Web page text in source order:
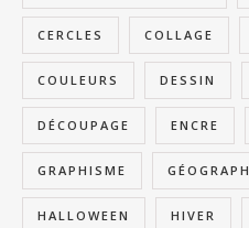
CERCLES COLLAGE
COULEURS DESSIN
DÉCOUPAGE ENCRE
GRAPHISME
HALLOWEEN HIVER